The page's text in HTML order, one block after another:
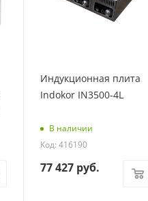
Индукционная плита
Indokor IN3500-4L
В наличии
Код: 416190
77 427 руб.